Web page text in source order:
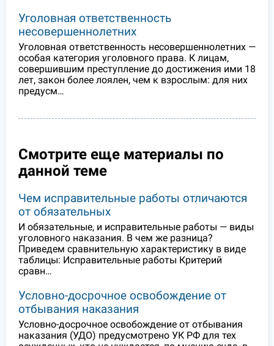
Уголовная ответственность
несовершеннолетних
Уголовная ответственность несовершеннолетних —
особая категория уголовного права. К лицам,
совершившим преступление до достижения ими 18
лет, закон более лоялен, чем к взрослым: для них
предусм…
Смотрите еще материалы по
данной теме
Чем исправительные работы отличаются
от обязательных
И обязательные, и исправительные работы — виды
уголовного наказания. В чем же разница?
Приведем сравнительную характеристику в виде
таблицы: Исправительные работы Критерий
сравн…
Условно-досрочное освобождение от
отбывания наказания
Условно-досрочное освобождение от отбывания
наказания (УДО) предусмотрено УК РФ для тех